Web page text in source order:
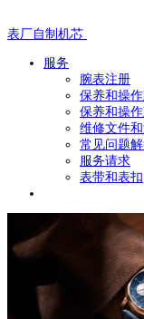
表厂自制机芯
服务
腕表注册
保养和操
保养和操
维修文件
常见问题
服务请求
表带和表扣